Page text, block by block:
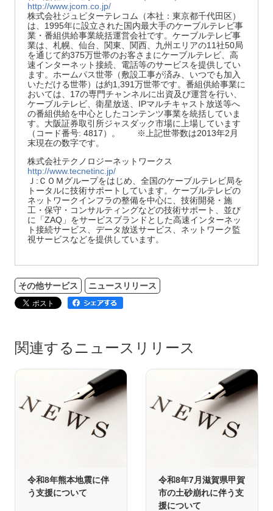
http://www.jcom.co.jp/
株式会社ジュピターテレコム（本社：東京都千代田区）
は、1995年に設立された国内最大手のケーブルテレビ事
業・番組供給事業統括運営会社です。ケーブルテレビ事
業は、札幌、仙台、関東、関西、九州エリアの11社50局
を通じて約375万世帯のお客さまにケーブルテレビ、高
速インターネット接続、電話等のサービスを提供してい
ます。ホームパス世帯（敷設工事が済み、いつでも加入
いただける世帯）は約1,391万世帯です。番組供給事業に
おいては、17の専門チャンネルに出資及び運営を行い、
ケーブルテレビ、衛星放送、IPマルチキャスト放送等へ
の番組供給を中心としたコンテンツ事業を統括していま
す。大阪証券取引所ジャスダック市場に上場しています
（コード番号: 4817）。 ※上記世帯数は2013年2月
末現在の数字です。
株式会社テクノロジーネットワークス
http://www.tecnetinc.jp/
Ｊ:ＣＯＭグループをはじめ、全国のケーブルテレビ局を
トータルに技術サポートしています。ケーブルテレビの
ネットワークインフラの整備を中心に、技術開発・施
工・保守・コンサルティングなどの技術サポート、並び
に「ZAQ」をサービスブランドとした高速インターネッ
ト接続サービス、データ放送サービス、ネットワーク監
視サービスなどを提供しています。
その他サービス ニュースリリース
関連するニュースリリース
令和8年熊本地震に伴
う支援について
令和8年7月滋賀県甲賀
市の土砂崩れに伴う支
援について